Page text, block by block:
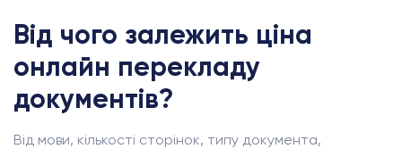
Від чого залежить ціна
онлайн перекладу
документів?
Від мови, кількості сторінок, типу документа,